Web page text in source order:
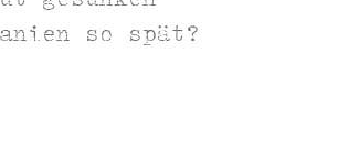
so spät?